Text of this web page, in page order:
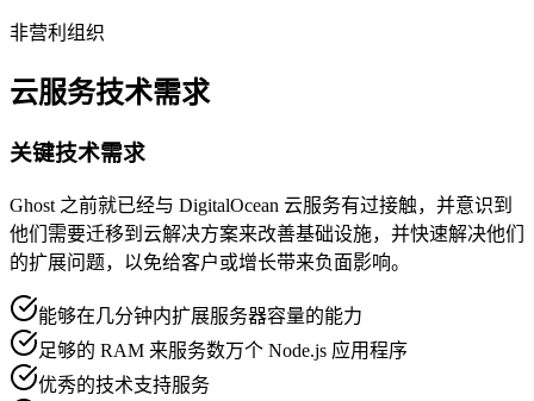
非营利组织
云服务技术需求
关键技术需求
Ghost 之前就已经与 DigitalOcean 云服务有过接触，并意识到
他们需要迁移到云解决方案来改善基础设施，并快速解决他们
的扩展问题，以免给客户或增长带来负面影响。
能够在几分钟内扩展服务器容量的能力
足够的 RAM 来服务数万个 Node.js 应用程序
优秀的技术支持服务